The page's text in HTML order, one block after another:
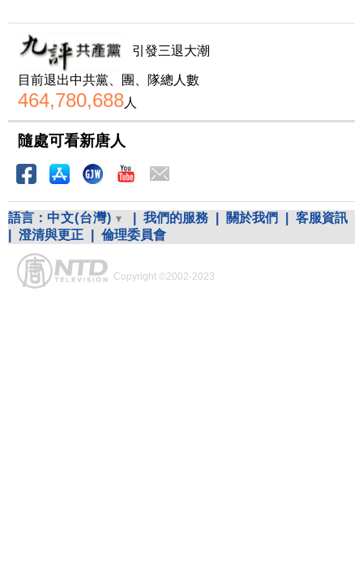
引發三退大潮
目前退出中共黨、團、隊總人數
464,780,688人
隨處可看新唐人
語言： 中文(台灣) 我們的服務 關於我們
客服資訊
澄清與更正 倫理委員會
Copyright ©2002-2023